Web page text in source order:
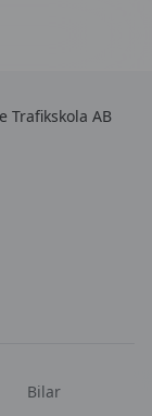
Trafikskola AB
Bilar